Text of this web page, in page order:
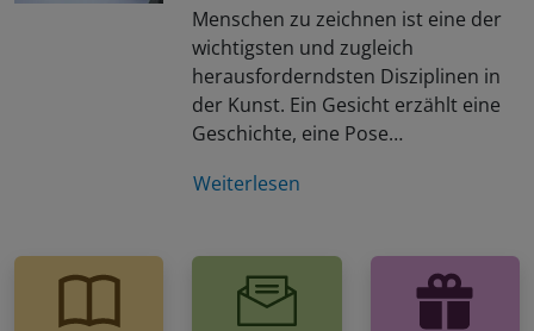
Menschen zu zeichnen ist eine der
wichtigsten und zugleich
herausforderndsten Disziplinen in
der Kunst. Ein Gesicht erzählt eine
Geschichte, eine Pose…
Weiterlesen